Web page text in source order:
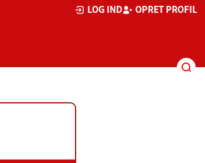
LOG IND OPRET PROFIL